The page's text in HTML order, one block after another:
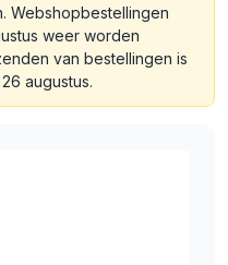
Webshopbestellingen
weer worden
van bestellingen is
augustus.